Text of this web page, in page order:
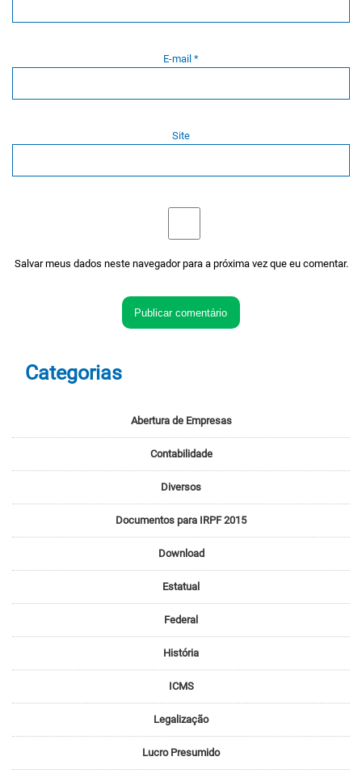
E-mail *
Site
Salvar meus dados neste navegador para a próxima vez que eu comentar.
Categorias
Abertura de Empresas
Contabilidade
Diversos
Documentos para IRPF 2015
Download
Estatual
Federal
História
ICMS
Legalização
Lucro Presumido